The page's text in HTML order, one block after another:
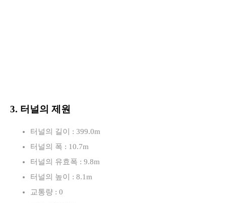
3. 터널의 제원
터널의 길이 : 399.0m
터널의 폭 : 10.7m
터널의 유효폭 : 9.8m
터널의 높이 : 8.1m
교통량 : 0